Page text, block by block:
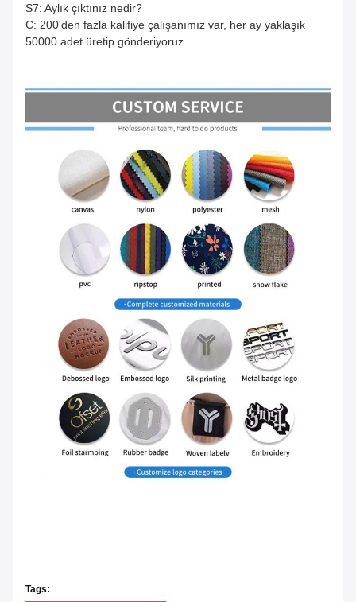
S7: Aylık çıktınız nedir?
C: 200'den fazla kalifiye çalışanımız var, her ay yaklaşık
50000 adet üretip gönderiyoruz.
Tags: